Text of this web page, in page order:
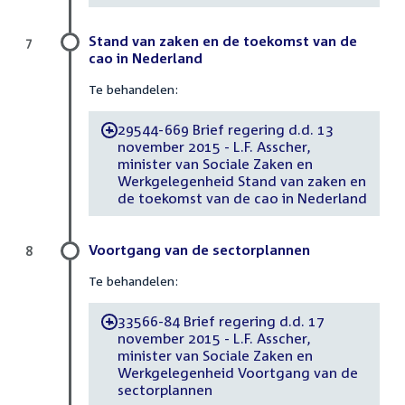
Stand van zaken en de toekomst van de
cao in Nederland
Te behandelen:
-29544-669 Brief regering d.d. 13
november 2015 - L.F. Asscher,
minister van Sociale Zaken en
Werkgelegenheid Stand van zaken en
de toekomst van de cao in Nederland
7
Voortgang van de sectorplannen
Te behandelen:
-33566-84 Brief regering d.d. 17
november 2015 - L.F. Asscher,
minister van Sociale Zaken en
Werkgelegenheid Voortgang van de
sectorplannen
8